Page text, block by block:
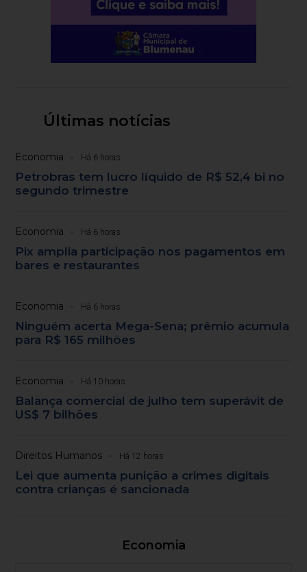
Últimas notícias
Economia Há 6 horas
Petrobras tem lucro líquido de R$ 52,4 bi no
segundo trimestre
Economia Há 6 horas
Pix amplia participação nos pagamentos em
bares e restaurantes
Economia Há 6 horas
Ninguém acerta Mega-Sena; prêmio acumula
para R$ 165 milhões
Economia Há 10 horas
Balança comercial de julho tem superávit de
US$ 7 bilhões
Direitos Humanos Há 12 horas
Lei que aumenta punição a crimes digitais
contra crianças é sancionada
Economia